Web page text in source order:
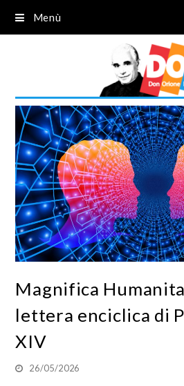
Menù
Magnifica
lettera enciclica di
XIV
26/05/2026